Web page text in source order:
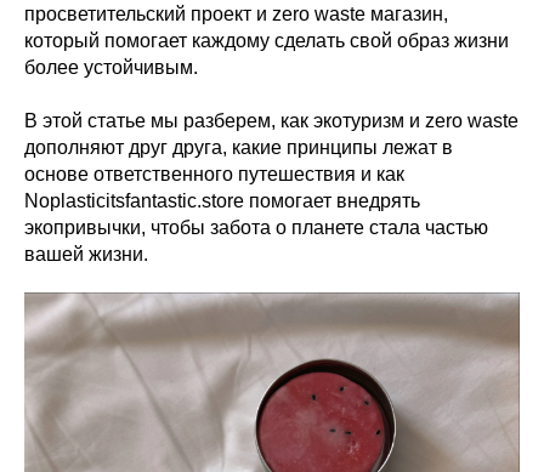
просветительский проект и zero waste магазин,
который помогает каждому сделать свой образ жизни
более устойчивым.
В этой статье мы разберем, как экотуризм и zero waste
дополняют друг друга, какие принципы лежат в
основе ответственного путешествия и как
Noplasticitsfantastic.store помогает внедрять
экопривычки, чтобы забота о планете стала частью
вашей жизни.